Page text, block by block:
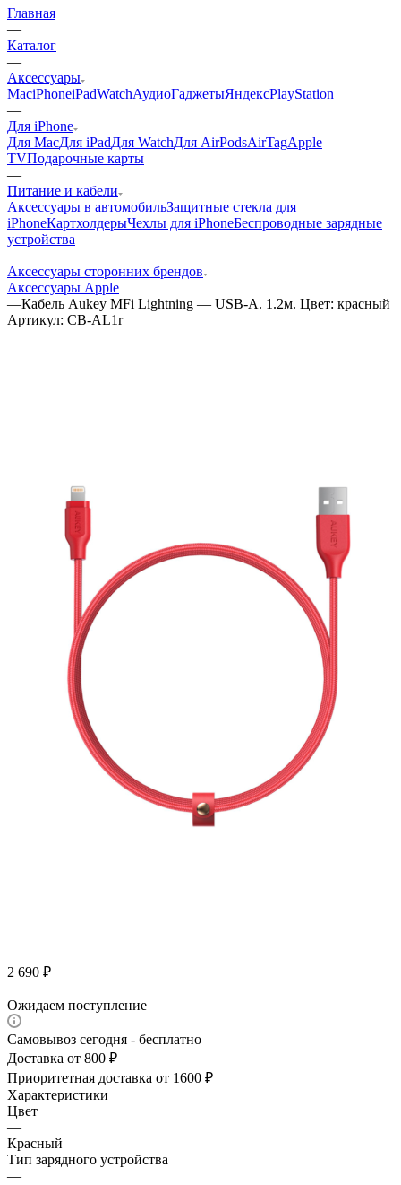
Главная
—
Каталог
—
Аксессуары
MaciPhoneiPadWatchАудиоГаджетыЯндексPlayStation
—
Для iPhone
Для MacДля iPadДля WatchДля AirPodsAirTagApple
TVПодарочные карты
—
Питание и кабели
Аксессуары в автомобильЗащитные стекла для
iPhoneКартхолдерыЧехлы для iPhoneБеспроводные зарядные
устройства
—
Аксессуары сторонних брендов
Аксессуары Apple
—Кабель Aukey MFi Lightning — USB-A. 1.2м. Цвет: красный
Артикул: CB-AL1r
2 690 ₽
Ожидаем поступление
Самовывоз сегодня - бесплатно
Доставка от 800 ₽
Приоритетная доставка от 1600 ₽
Характеристики
Цвет
—
Красный
Тип зарядного устройства
—